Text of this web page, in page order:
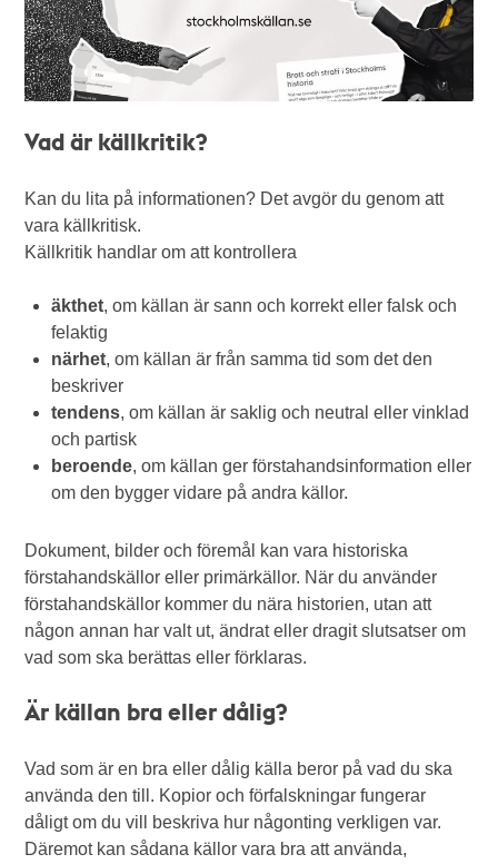
Vad är källkritik?
Kan du lita på informationen? Det avgör du genom att
vara källkritisk.
Källkritik handlar om att kontrollera
äkthet, om källan är sann och korrekt eller falsk och
felaktig
närhet, om källan är från samma tid som det den
beskriver
tendens, om källan är saklig och neutral eller vinklad
och partisk
beroende, om källan ger förstahandsinformation eller
om den bygger vidare på andra källor.
Dokument, bilder och föremål kan vara historiska
förstahandskällor eller primärkällor. När du använder
förstahandskällor kommer du nära historien, utan att
någon annan har valt ut, ändrat eller dragit slutsatser om
vad som ska berättas eller förklaras.
Är källan bra eller dålig?
Vad som är en bra eller dålig källa beror på vad du ska
använda den till. Kopior och förfalskningar fungerar
dåligt om du vill beskriva hur någonting verkligen var.
Däremot kan sådana källor vara bra att använda,